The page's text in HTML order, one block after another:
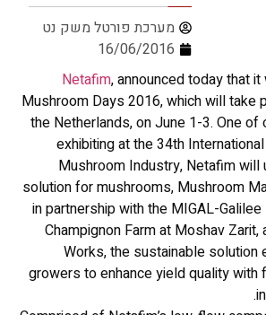
מערכת פורטל משק נט
16/06/2016
Netafim, announced today that
Mushroom Days 2016, which will take
the Netherlands, on June 1-3. One
exhibiting at the 34th
Mushroom Industry, Netafim will
solution for mushrooms, Mushroom
in partnership with the MIGAL-
Champignon Farm at Moshav Zarit,
Works, the sustainable solution
growers to enhance yield quality